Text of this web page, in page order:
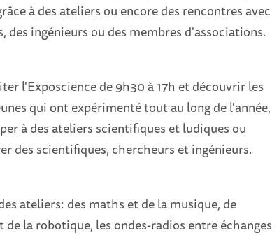
à des ateliers ou encore des rencontres avec
des ingénieurs ou des membres d'associations.
l'Exposcience de 9h30 à 17h et découvrir les
qui ont expérimenté tout au long de l'année,
à des ateliers scientifiques et ludiques ou
des scientifiques, chercheurs et ingénieurs.
ateliers: des maths et de la musique, de
la robotique, les ondes-radios entre échanges